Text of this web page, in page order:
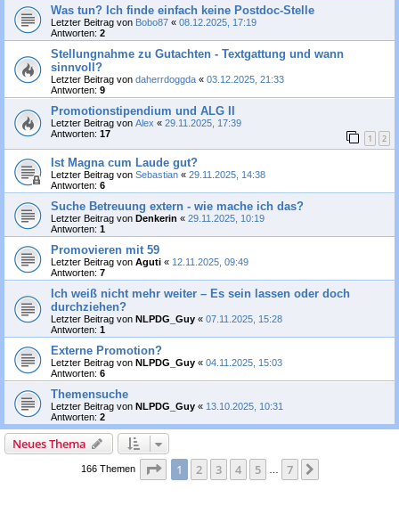
Was tun? Ich finde einfach keine Postdoc-Stelle
Letzter Beitrag von Bobo87 « 08.12.2025, 17:19
Antworten: 2
Stellungnahme zu Gutachten - Textgattung und wann
sinnvoll?
Letzter Beitrag von daherrdoggda « 03.12.2025, 21:33
Antworten: 9
Promotionstipendium und ALG II
Letzter Beitrag von Alex « 29.11.2025, 17:39
Antworten: 17 1 2
Ist Magna cum Laude gut?
Letzter Beitrag von Sebastian « 29.11.2025, 14:38
Antworten: 6
Suche Betreuung extern - wie mache ich das?
Letzter Beitrag von Denkerin « 29.11.2025, 10:19
Antworten: 1
Promovieren mit 59
Letzter Beitrag von Aguti « 12.11.2025, 09:49
Antworten: 7
Ich weiß nicht mehr weiter – Es sein lassen oder doch
durchziehen?
Letzter Beitrag von NLPDG_Guy « 07.11.2025, 15:28
Antworten: 1
Externe Promotion?
Letzter Beitrag von NLPDG_Guy « 04.11.2025, 15:03
Antworten: 6
Themensuche
Letzter Beitrag von NLPDG_Guy « 13.10.2025, 10:31
Antworten: 2
Neues Thema
166 Themen Seite 1von
1 2 3 4 5 7